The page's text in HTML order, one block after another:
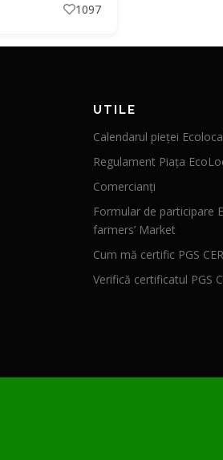
1097
UTILE
Calendarul pieței
Regulament Piața
Comercianți
Formular de participare
farmers’ Market
Cum mă certific PGS
Verifică certificatul PGS